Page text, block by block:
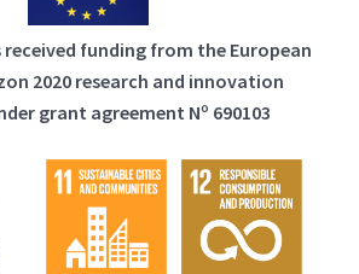
funding from the European
2020 research and innovation
grant agreement Nº 690103